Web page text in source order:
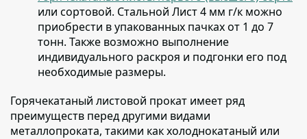
или сортовой. Стальной Лист 4 мм г/к можно
приобрести в упакованных пачках от 1 до 7
тонн. Также возможно выполнение
индивидуального раскроя и подгонки его под
необходимые размеры.
Горячекатаный листовой прокат имеет ряд
преимуществ перед другими видами
металлопроката, такими как холоднокатаный или